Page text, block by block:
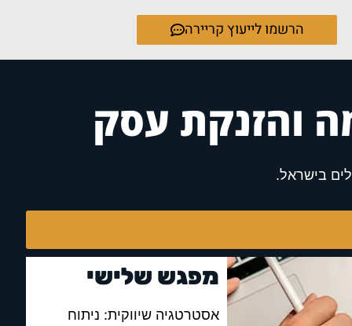
הרשמו לייעוץ קריירה
והזנקת עסק
מפגש שלישי
אסטרטגיה שיווקית: ניתוח